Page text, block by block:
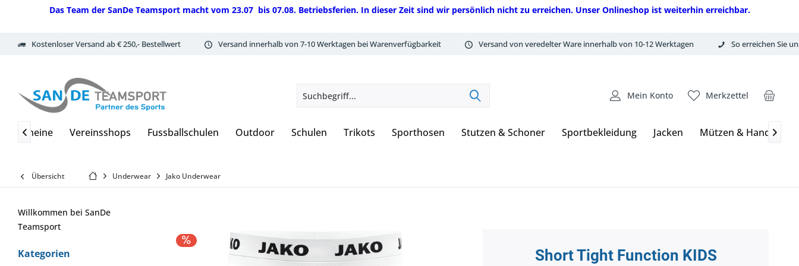
Das Team der SanDe Teamsport macht vom 23.07 bis 07.08. Betriebsferien. In dieser Zeit sind wir persönlich nicht zu erreichen. Unser Onlineshop ist weiterhin erreichbar.
Kostenloser Versand ab € 250,- Bestellwert Versand innerhalb von 7-10 Werktagen bei Warenverfügbarkeit Versand von veredelter Ware innerhalb von 10-12 Werktagen So erreichen Sie
Merkzettel
Mein Konto
Gutscheine Vereinsshops Fussballschulen Outdoor Schulen Trikots Sporthosen Stutzen & Schoner Sportbekleidung Jacken Mützen &
 
Übersicht Underwear Jako Underwear
Willkommen bei SanDe
Teamsport
Kategorien Short Tight Function KIDS